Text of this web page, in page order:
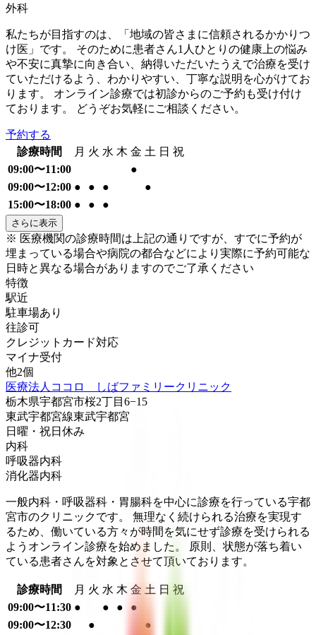
外科
私たちが目指すのは、「地域の皆さまに信頼されるかかりつ
け医」です。 そのために患者さん1人ひとりの健康上の悩み
や不安に真摯に向き合い、納得いただいたうえで治療を受け
ていただけるよう、わかりやすい、丁寧な説明を心がけてお
ります。 オンライン診療では初診からのご予約も受け付け
ております。 どうぞお気軽にご相談ください。
予約する
診療時間
月 火 水 木 金 土 日 祝
09:00〜11:00
●
09:00〜12:00 ● ● ●
●
15:00〜18:00 ● ● ●
さらに表示
※ 医療機関の診療時間は上記の通りですが、すでに予約が
埋まっている場合や病院の都合などにより実際に予約可能な
日時と異なる場合がありますのでご了承ください
特徴
駅近
駐車場あり
往診可
クレジットカード対応
マイナ受付
他2個
医療法人ココロ しばファミリークリニック
栃木県宇都宮市桜2丁目6−15
東武宇都宮線東武宇都宮
日曜・祝日 休み
内科
呼吸器内科
消化器内科
一般内科・呼吸器科・胃腸科を中心に診療を行っている宇都
宮市のクリニックです。 無理なく続けられる治療を実現す
るため、働いている方々が時間を気にせず診療を受けられる
ようオンライン診療を始めました。 原則、状態が落ち着い
ている患者さんを対象とさせて頂いております。
診療時間 月 火 水 木 金 土 日 祝
09:00〜11:30 ● ● ●
●
09:00〜12:30
●
●